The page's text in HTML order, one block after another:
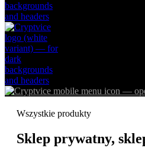
Wszystkie produkty
Sklep prywatny,